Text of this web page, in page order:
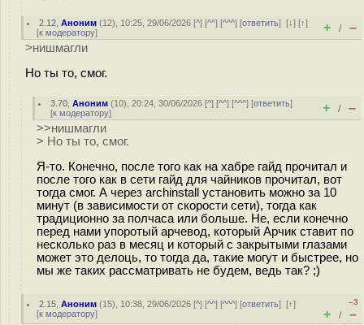
2.12 ,Аноним (12), 10:25, 29/06/2026 [^] [^^] [^^^] [ответить][↓] [↑]
[к модератору] + / –
>нишмагли
Но ты то, смог.
3.70 ,Аноним (10), 20:24, 30/06/2026 [^] [^^] [^^^] [ответить]
[к модератору] + / –
>>нишмагли
> Но ты то, смог.
Я-то. Конечно, после того как на хабре гайд прочитал и
после того как в сети гайд для чайников прочитал, вот
тогда смог. А через archinstall установить можно за 10
минут (в зависимости от скорости сети), тогда как
традиционно за полчаса или больше. Не, если конечно
перед нами упоротый арчевод, который Арчик ставит по
несколько раз в месяц и который с закрытыми глазами
может это делоць, то тогда да, такие могут и быстрее, но
мы же таких рассматривать не будем, ведь так? ;)
2.15 ,Аноним (15), 10:38, 29/06/2026 [^] [^^] [^^^] [ответить][↑]
[к модератору]
–3
+ / –